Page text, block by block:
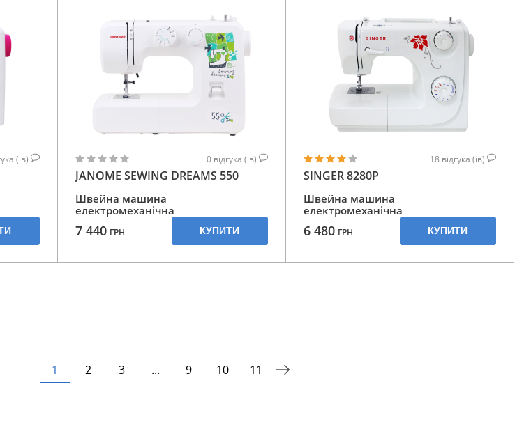
(ів) 0 відгука (ів)
JANOME SEWING DREAMS 550
Швейна машина
електромеханічна
7 440 ГРН КУПИТИ
18 відгука (ів)
SINGER 8280P
Швейна машина
електромеханічна
6 480 ГРН КУПИТИ
1 2 3 ... 9 10 11